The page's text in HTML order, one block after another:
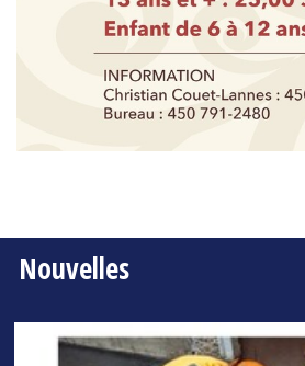
Nouvelles